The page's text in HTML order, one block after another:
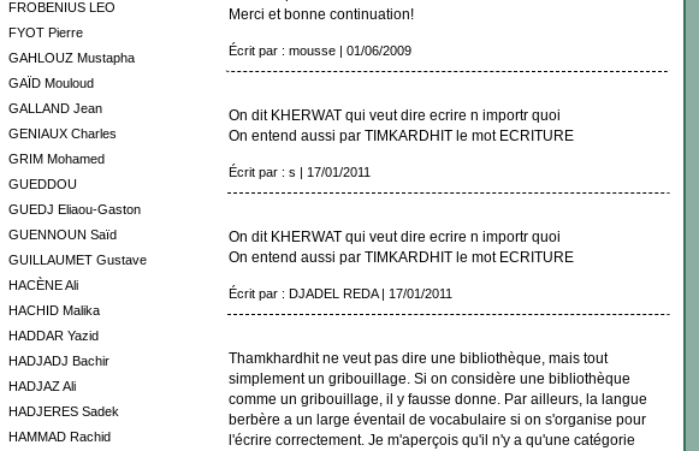
FROBENIUS LEO
FYOT Pierre
GAHLOUZ Mustapha
GAÏD Mouloud
GALLAND Jean
GENIAUX Charles
GRIM Mohamed
GUEDDOU
GUEDJ Eliaou-Gaston
GUENNOUN Saïd
GUILLAUMET Gustave
HACÈNE Ali
HACHID Malika
HADDAR Yazid
HADJADJ Bachir
HADJAZ Ali
HADJERES Sadek
HAMMAD Rachid
Merci et bonne continuation!
Écrit par : mousse | 01/06/2009
On dit KHERWAT qui veut dire ecrire n importr quoi
On entend aussi par TIMKARDHIT le mot ECRITURE
Écrit par : s | 17/01/2011
On dit KHERWAT qui veut dire ecrire n importr quoi
On entend aussi par TIMKARDHIT le mot ECRITURE
Écrit par : DJADEL REDA | 17/01/2011
Thamkhardhit ne veut pas dire une bibliothèque, mais tout
simplement un gribouillage. Si on considère une bibliothèque
comme un gribouillage, il y fausse donne. Par ailleurs, la langue
berbère a un large éventail de vocabulaire si on s'organise pour
l'écrire correctement. Je m'aperçois qu'il n'y a qu'une catégorie